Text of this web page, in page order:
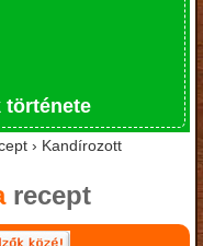
története
› Kandírozott
recept